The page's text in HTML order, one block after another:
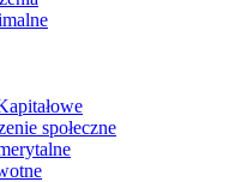
społeczne